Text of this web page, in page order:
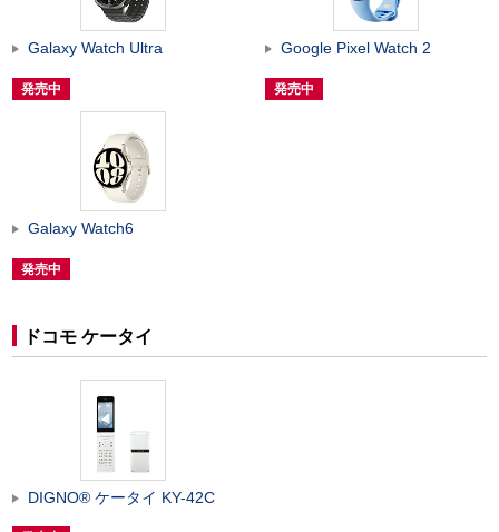
Galaxy Watch Ultra
発売中
Google Pixel Watch 2
発売中
Galaxy Watch6
発売中
ドコモ ケータイ
DIGNO® ケータイ KY-42C